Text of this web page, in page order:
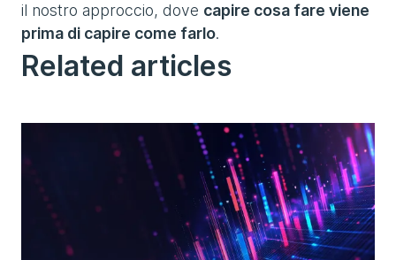
il nostro approccio, dove capire cosa fare viene
prima di capire come farlo.
Related articles